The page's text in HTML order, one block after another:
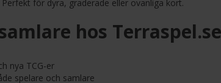
Perfekt för dyra, graderade eller ovanliga kort.
hos
nya TCG-er
spelare och samlare